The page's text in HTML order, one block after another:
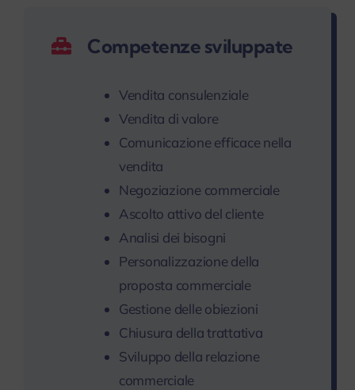
Competenze sviluppate
Vendita consulenziale
Vendita di valore
Comunicazione efficace nella
vendita
Negoziazione commerciale
Ascolto attivo del cliente
Analisi dei bisogni
Personalizzazione della
proposta commerciale
Gestione delle obiezioni
Chiusura della trattativa
Sviluppo della relazione
commerciale